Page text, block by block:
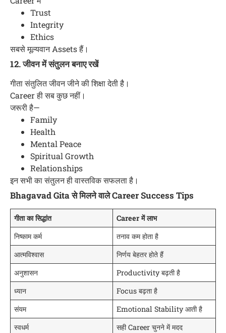
Trust
Integrity
Ethics
सबसे मूल्यवान Assets हैं।
12. जीवन में संतुलन बनाए रखें
गीता संतुलित जीवन जीने की शिक्षा देती है।
Career ही सब कुछ नहीं।
जरूरी है—
Family
Health
Mental Peace
Spiritual Growth
Relationships
इन सभी का संतुलन ही वास्तविक सफलता है।
Bhagavad Gita से मिलने वाले Career Success Tips
गीता का सिद्धांत
Career में लाभ
निष्काम कर्म
तनाव कम होता है
आत्मविश्वास
निर्णय बेहतर होते हैं
अनुशासन
Productivity बढ़ती है
ध्यान
Focus बढ़ता है
संयम
Emotional Stability आती है
स्वधर्म
सही Career चुनने में मदद